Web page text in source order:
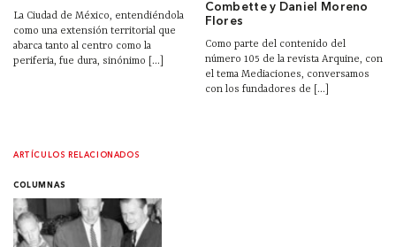
La Ciudad de México, entendiéndola
como una extensión territorial que
abarca tanto al centro como la
periferia, fue dura, sinónimo [...]
Combette y Daniel Moreno
Flores
Como parte del contenido del
número 105 de la revista Arquine, con
el tema Mediaciones, conversamos
con los fundadores de [...]
ARTÍCULOS RELACIONADOS
COLUMNAS